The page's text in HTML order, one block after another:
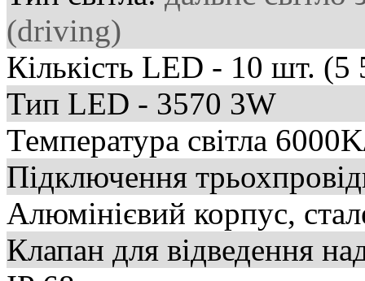
(driving)
Кількість LED - 10 шт. (5
Тип LED - 3570 3W
Температура світла
Підключення
Алюмінієвий корпус,
Клапан для відведення